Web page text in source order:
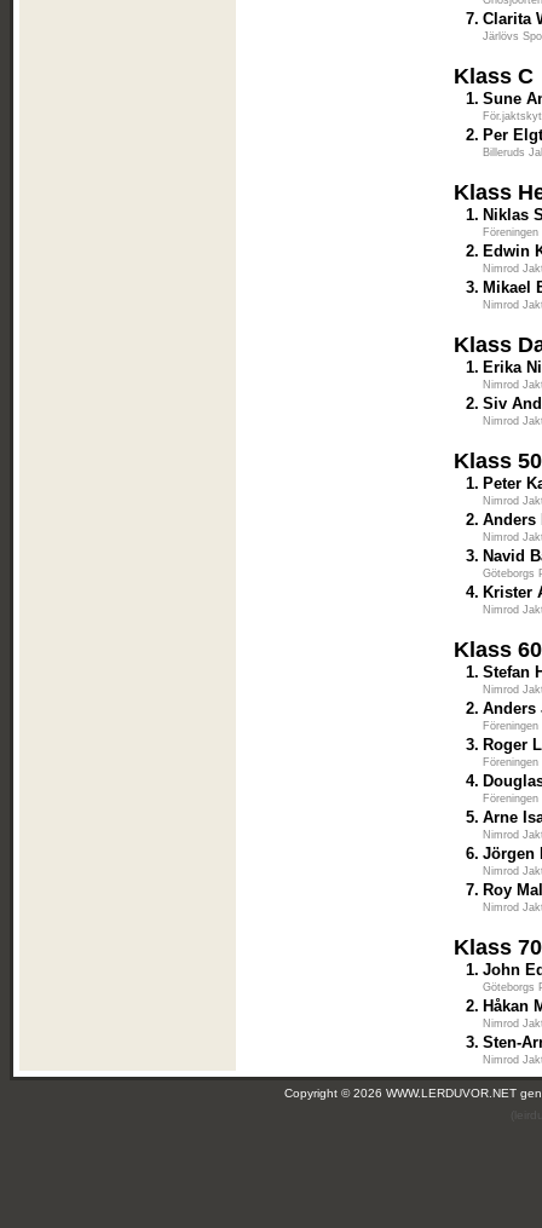
7. Clarita
Järlövs
Klass C
1. Sune
2. Per
Billeruds
Klass
1. Niklas
2. Edwin
Nimrod
3. Mikael
Nimrod
Klass
1. Erika
Nimrod
2. Siv
Nimrod
Klass
1. Peter
Nimrod
2. Anders
Nimrod
3. Navid
Göteborgs
4. Krister
Nimrod
Klass
1. Stefan
Nimrod
2. Anders
3. Roger
4.
5. Arne
Nimrod
6. Jörgen
Nimrod
7. Roy
Nimrod
Klass
1. John
Göteborgs
2. Håkan
Nimrod
3. Sten-
Nimrod
Copyright © 2026 WWW.LERDUVOR.NET